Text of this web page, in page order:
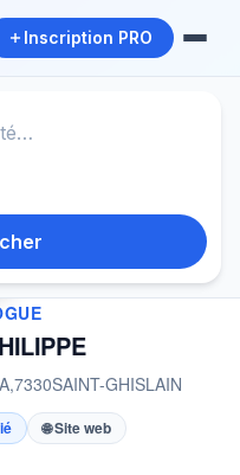
Inscription PRO
✓
,7330SAINT-GHISLAIN
🌐 Site web